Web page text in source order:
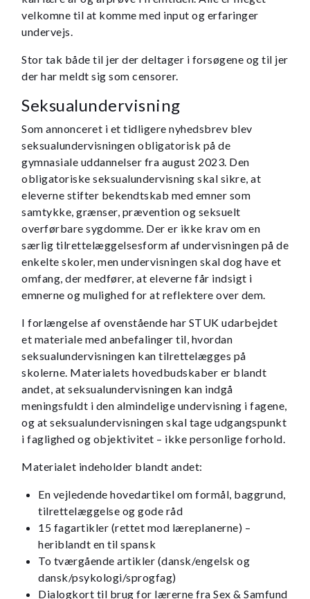
velkomne til at komme med input og erfaringer
undervejs.
Stor tak både til jer der deltager i forsøgene og til jer
der har meldt sig som censorer.
Seksualundervisning
Som annonceret i et tidligere nyhedsbrev blev
seksualundervisningen obligatorisk på de
gymnasiale uddannelser fra august 2023. Den
obligatoriske seksualundervisning skal sikre, at
eleverne stifter bekendtskab med emner som
samtykke, grænser, prævention og seksuelt
overførbare sygdomme. Der er ikke krav om en
særlig tilrettelæggelsesform af undervisningen på de
enkelte skoler, men undervisningen skal dog have et
omfang, der medfører, at eleverne får indsigt i
emnerne og mulighed for at reflektere over dem.
I forlængelse af ovenstående har STUK udarbejdet
et materiale med anbefalinger til, hvordan
seksualundervisningen kan tilrettelægges på
skolerne. Materialets hovedbudskaber er blandt
andet, at seksualundervisningen kan indgå
meningsfuldt i den almindelige undervisning i fagene,
og at seksualundervisningen skal tage udgangspunkt
i faglighed og objektivitet – ikke personlige forhold.
Materialet indeholder blandt andet:
En vejledende hovedartikel om formål, baggrund,
tilrettelæggelse og gode råd
15 fagartikler (rettet mod læreplanerne) –
heriblandt en til spansk
To tværgående artikler (dansk/engelsk og
dansk/psykologi/sprogfag)
Dialogkort til brug for lærerne fra Sex & Samfund